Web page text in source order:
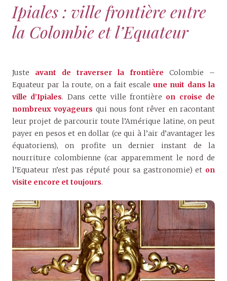
Ipiales : ville frontière entre
la Colombie et l’Equateur
Juste avant de traverser la frontière Colombie –
Equateur par la route, on a fait escaleune nuit dans la
ville d’Ipiales. Dans cette ville frontière on croise de
nombreux voyageurs qui nous font rêver en racontant
leur projet de parcourir toute l’Amérique latine, on peut
payer en pesos et en dollar (ce qui à l’air d’avantager les
équatoriens), on profite un dernier instant de la
nourriture colombienne (car apparemment le nord de
l’Equateur n’est pas réputé pour sa gastronomie) et on
visite encore et toujours.